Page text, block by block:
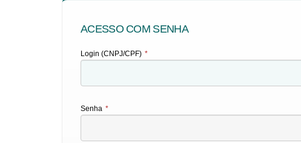
ACESSO COM SENHA
Login (CNPJ/CPF) *
Senha *